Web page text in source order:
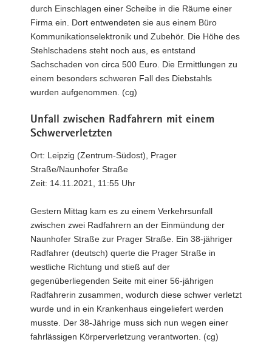
durch Einschlagen einer Scheibe in die Räume einer
Firma ein. Dort entwendeten sie aus einem Büro
Kommunikationselektronik und Zubehör. Die Höhe des
Stehlschadens steht noch aus, es entstand
Sachschaden von circa 500 Euro. Die Ermittlungen zu
einem besonders schweren Fall des Diebstahls
wurden aufgenommen. (cg)
Unfall zwischen Radfahrern mit einem
Schwerverletzten
Ort: Leipzig (Zentrum-Südost), Prager
Straße/Naunhofer Straße
Zeit: 14.11.2021, 11:55 Uhr
Gestern Mittag kam es zu einem Verkehrsunfall
zwischen zwei Radfahrern an der Einmündung der
Naunhofer Straße zur Prager Straße. Ein 38-jähriger
Radfahrer (deutsch) querte die Prager Straße in
westliche Richtung und stieß auf der
gegenüberliegenden Seite mit einer 56-jährigen
Radfahrerin zusammen, wodurch diese schwer verletzt
wurde und in ein Krankenhaus eingeliefert werden
musste. Der 38-Jährige muss sich nun wegen einer
fahrlässigen Körperverletzung verantworten. (cg)